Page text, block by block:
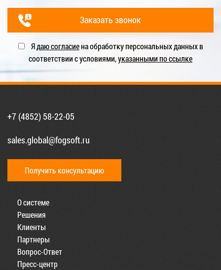
Ядаю согласиена обработку персональных данных в
соответствии с условиями,указанными по ссылке
+7 (4852) 58-22-05
sales.global@fogsoft.ru
Получить консультацию
О системе
Решения
Клиенты
Партнеры
Вопрос-Ответ
Пресс-центр